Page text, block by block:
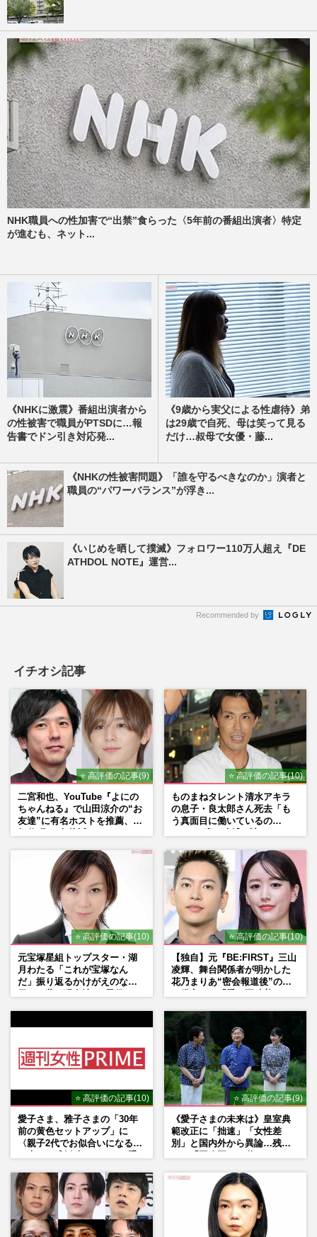
NHK職員への性加害で“出禁”食らった〈5年前の番組出演者〉特定
が進むも、ネット...
《NHKに激震》番組出演者から
の性被害で職員がPTSDに…報
告書でドン引き対応発...
《9歳から実父による性虐待》弟
は29歳で自死、母は笑って見る
だけ…叔母で女優・藤...
《NHKの性被害問題》「誰を守るべきなのか」演者と
職員の“パワーバランス”が浮き...
《いじめを晒して撲滅》フォロワー110万人超え『DE
ATHDOL NOTE』運営...
Recommended by
イチオシ記事
⭐ 高評価の記事(9)
二宮和也、YouTube『よにの
ちゃんねる』で山田涼介の“お
友達”に有名ホストを推薦、歌
⭐ 高評価の記事(10)
ものまねタレント清水アキラ
の息子・良太郎さん死去「も
う真面目に働いているの
⭐ 高評価の記事(10)
元宝塚星組トップスター・湖
月わたる「これが宝塚なん
だ」振り返るかけがえのない
⭐ 高評価の記事(10)
【独自】元『BE:FIRST』三山
凌輝、舞台関係者が明かした
花乃まりあ“密会報道後”の呆
⭐ 高評価の記事(10)
愛子さま、雅子さまの「30年
前の黄色セットアップ」に
〈親子2代でお似合いになる〉
⭐ 高評価の記事(9)
《愛子さまの未来は》皇室典
範改正に「拙速」「女性差
別」と国内外から異論…残さ